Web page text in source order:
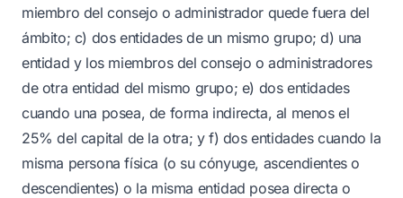
miembro del consejo o administrador quede fuera del
ámbito; c) dos entidades de un mismo grupo; d) una
entidad y los miembros del consejo o administradores
de otra entidad del mismo grupo; e) dos entidades
cuando una posea, de forma indirecta, al menos el
25% del capital de la otra; y f) dos entidades cuando la
misma persona física (o su cónyuge, ascendientes o
descendientes) o la misma entidad posea directa o